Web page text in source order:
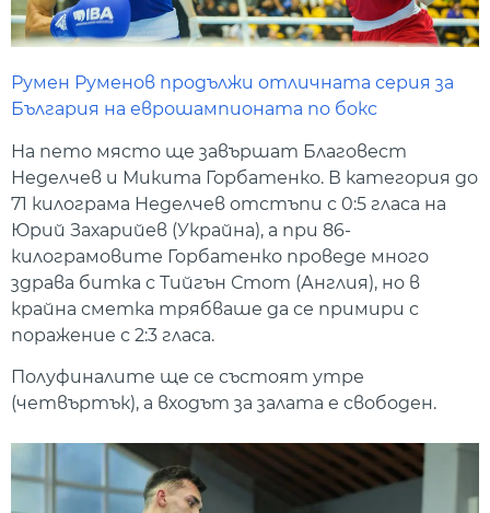
Румен Руменов продължи отличната серия за
България на еврошампионата по бокс
На пето място ще завършат Благовест
Неделчев и Микита Горбатенко. В категория до
71 килограма Неделчев отстъпи с 0:5 гласа на
Юрий Захарийев (Украйна), а при 86-
килограмовите Горбатенко проведе много
здрава битка с Тийгън Стот (Англия), но в
крайна сметка трябваше да се примири с
поражение с 2:3 гласа.
Полуфиналите ще се състоят утре
(четвъртък), а входът за залата е свободен.